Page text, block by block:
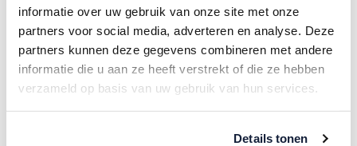
informatie over uw gebruik van onze site met onze
partners voor social media, adverteren en analyse. Deze
partners kunnen deze gegevens combineren met andere
informatie die u aan ze heeft verstrekt of die ze hebben
verzameld op basis van uw gebruik van hun services.
Details tonen